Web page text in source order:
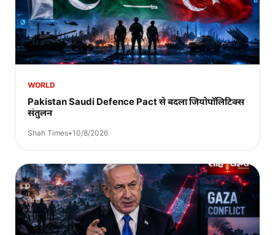
WORLD
Pakistan Saudi Defence Pact से बदला जियोपॉलिटिक्स
संतुलन
Shah Times•10/8/2026